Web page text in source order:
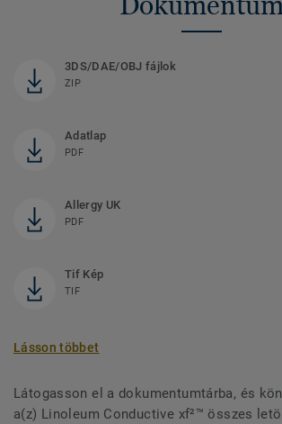
3DS/DAE/OBJ fájlok
ZIP
Adatlap
PDF
Allergy UK
PDF
Tif Kép
TIF
Lásson többet
Látogasson el a dokumentumtárba, és
a(z) Linoleum Conductive xf²™ összes